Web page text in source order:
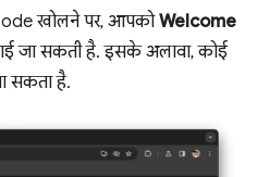
खोलने पर, आपकोWelcome
जा सकती है. इसके अलावा, कोई
सकता है.